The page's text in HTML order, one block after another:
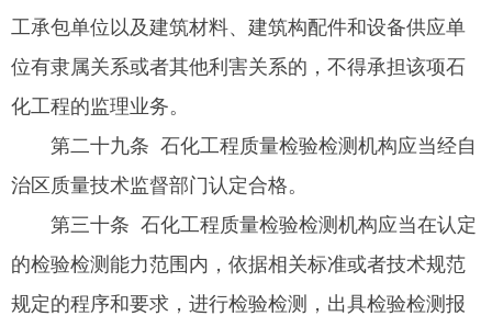
工承包单位以及建筑材料、建筑构配件和设备供应单
位有隶属关系或者其他利害关系的，不得承担该项石
化工程的监理业务。
第二十九条 石化工程质量检验检测机构应当经自
治区质量技术监督部门认定合格。
第三十条 石化工程质量检验检测机构应当在认定
的检验检测能力范围内，依据相关标准或者技术规范
规定的程序和要求，进行检验检测，出具检验检测报